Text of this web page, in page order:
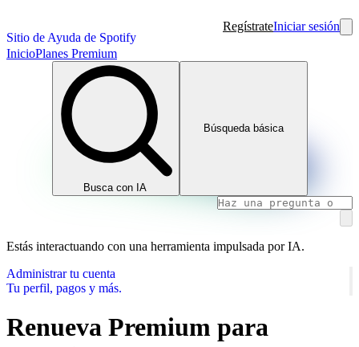
Sitio de Ayuda de Spotify
RegístrateIniciar sesión
InicioPlanes Premium
Busca con IA
Búsqueda básica
Estás interactuando con una herramienta impulsada por IA.
Administrar tu cuenta
Tu perfil, pagos y más.
Renueva Premium para